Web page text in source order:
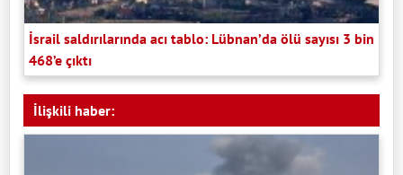
İsrail saldırılarında acı tablo: Lübnan’da ölü sayısı 3 bin
468’e çıktı
İlişkili haber: